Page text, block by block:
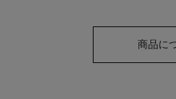
商品に